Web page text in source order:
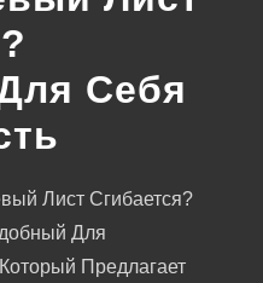
Себя
Лист Сгибается?
Для
Предлагает